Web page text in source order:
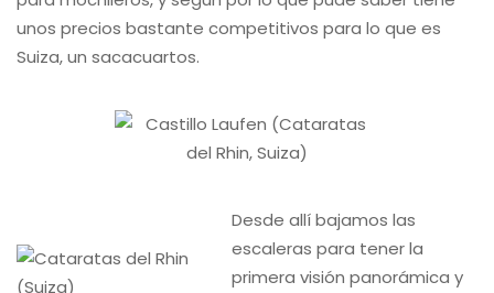
unos precios bastante competitivos para lo que es
Suiza, un sacacuartos.
Desde allí bajamos las
escaleras para tener la
primera visión panorámica y